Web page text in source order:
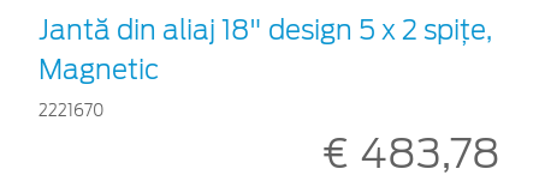
Jantă din aliaj 18" design 5 x 2 spițe,
Magnetic
2221670
€ 483,78